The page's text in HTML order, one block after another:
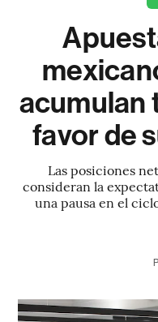
acumulan
favor de
Las posiciones
consideran la
una pausa en el